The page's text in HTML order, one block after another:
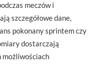
meczów i
szczegółowe dane,
pokonany sprintem czy
dostarczają